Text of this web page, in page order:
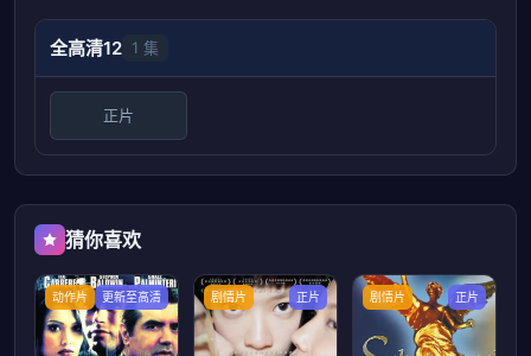
全高清12 1 集
正片
猜你喜欢
动作片 更新至高清 剧情片 正片 剧情片 正片